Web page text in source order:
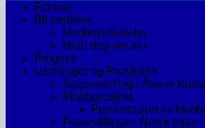
Forside
Bli medlem
Medlemsfordeler
Meld deg inn her
Program
Utstillinger og Prosjekter
Salgsutstilling i Åsane
Klubbprosjekt
Presentasjon av
Fotoustillingen Norsk natur